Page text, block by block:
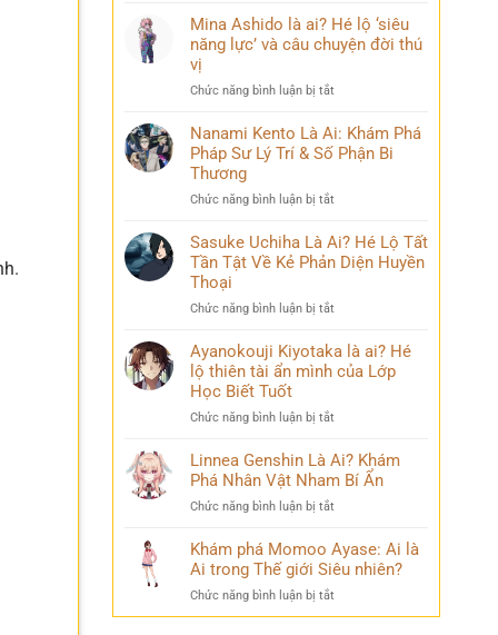
bàn
tán
kiếm
sĩ
và
bí
ẩn
Ken
Ai?
Phá
Trình
Biến
Bi
Mina Ashido là ai? Hé lộ ‘siêu
năng lực’ và câu chuyện đời thú
vị
Chức năng bình luận bị tắt
Ashido
là
lộ
năng
lực’
chuyện
thú
vị
Nanami Kento Là Ai: Khám Phá
Pháp Sư Lý Trí & Số Phận Bi
Thương
Chức năng bình luận bị tắt
Kento
Là
Phá
Sư
Lý
Số
Bi
Thương
Sasuke Uchiha Là Ai? Hé Lộ Tất
Tần Tật Về Kẻ Phản Diện Huyền
Thoại
Chức năng bình luận bị tắt
Uchiha
Lộ
Tần
Tật
Kẻ
Diện
Huyền
Ayanokouji Kiyotaka là ai? Hé
lộ thiên tài ẩn mình của Lớp
Học Biết Tuốt
Chức năng bình luận bị tắt
Kiyotaka
Hé
thiên
tài
Linnea Genshin Là Ai? Khám
Phá Nhân Vật Nham Bí Ẩn
Chức năng bình luận bị tắt
Genshin
Là
Khám
Phá
Khám phá Momoo Ayase: Ai là
Ai trong Thế giới Siêu nhiên?
Chức năng bình luận bị tắt
Khám